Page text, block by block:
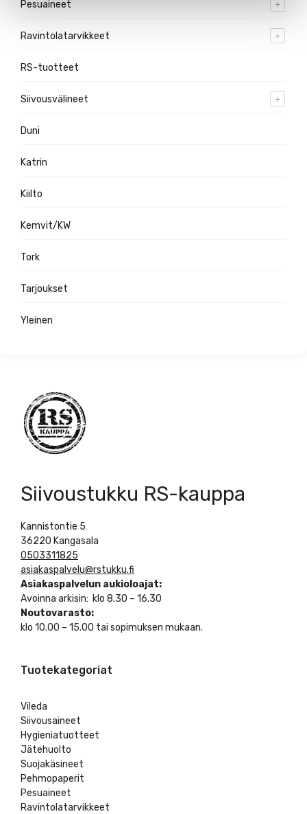
Pesuaineet
Ravintolatarvikkeet
RS-tuotteet
Siivousvälineet
Duni
Katrin
Kiilto
Kemvit/KW
Tork
Tarjoukset
Yleinen
Siivoustukku RS-kauppa
Kannistontie 5
36220 Kangasala
0503311825
asiakaspalvelu@rstukku.fi
Asiakaspalvelun aukioloajat:
Avoinna arkisin: klo 8.30 – 16.30
Noutovarasto:
klo 10.00 – 15.00 tai sopimuksen mukaan.
Tuotekategoriat
Vileda
Siivousaineet
Hygieniatuotteet
Jätehuolto
Suojakäsineet
Pehmopaperit
Pesuaineet
Ravintolatarvikkeet